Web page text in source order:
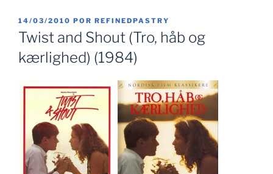
PUBLICADO
EL
14/03/2010 POR REFINEDPASTRY
Twist and Shout (Tro, håb og
kærlighed) (1984)